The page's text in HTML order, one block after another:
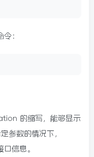
：
的缩写，能够显示
参数的情况下，
信息。